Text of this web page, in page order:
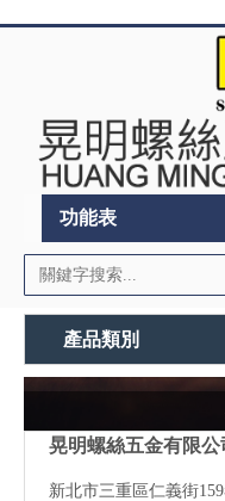
功能表
產品類別
晃明螺絲五金有限公
新北市三重區仁義街